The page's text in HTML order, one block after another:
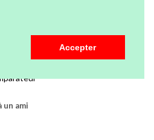
Accepter
un ami